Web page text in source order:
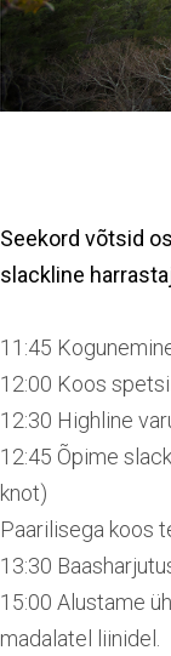
Seekord võtsid
slackline
11:45
12:00 Koos
12:30 Highline
12:45 Õpime
knot)
Paarilisega koos
13:30
15:00 Alustame
madalatel liinidel.